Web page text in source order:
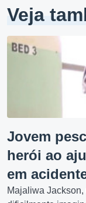
Veja
Jovem
herói ao
em
Majaliwa